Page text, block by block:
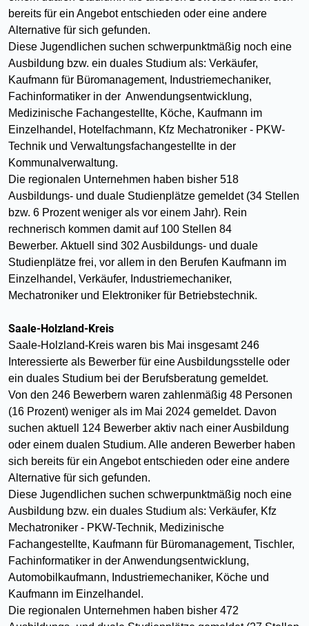
bereits für ein Angebot entschieden oder eine andere
Alternative für sich gefunden.
Diese Jugendlichen suchen schwerpunktmäßig noch eine
Ausbildung bzw. ein duales Studium als: Verkäufer,
Kaufmann für Büromanagement, Industriemechaniker,
Fachinformatiker in der Anwendungsentwicklung,
Medizinische Fachangestellte, Köche, Kaufmann im
Einzelhandel, Hotelfachmann, Kfz Mechatroniker - PKW-
Technik und Verwaltungsfachangestellte in der
Kommunalverwaltung.
Die regionalen Unternehmen haben bisher 518
Ausbildungs- und duale Studienplätze gemeldet (34 Stellen
bzw. 6 Prozent weniger als vor einem Jahr). Rein
rechnerisch kommen damit auf 100 Stellen 84
Bewerber. Aktuell sind 302 Ausbildungs- und duale
Studienplätze frei, vor allem in den Berufen Kaufmann im
Einzelhandel, Verkäufer, Industriemechaniker,
Mechatroniker und Elektroniker für Betriebstechnik.
Saale-Holzland-Kreis
Saale-Holzland-Kreis waren bis Mai insgesamt 246
Interessierte als Bewerber für eine Ausbildungsstelle oder
ein duales Studium bei der Berufsberatung gemeldet.
Von den 246 Bewerbern waren zahlenmäßig 48 Personen
(16 Prozent) weniger als im Mai 2024 gemeldet. Davon
suchen aktuell 124 Bewerber aktiv nach einer Ausbildung
oder einem dualen Studium. Alle anderen Bewerber haben
sich bereits für ein Angebot entschieden oder eine andere
Alternative für sich gefunden.
Diese Jugendlichen suchen schwerpunktmäßig noch eine
Ausbildung bzw. ein duales Studium als: Verkäufer, Kfz
Mechatroniker - PKW-Technik, Medizinische
Fachangestellte, Kaufmann für Büromanagement, Tischler,
Fachinformatiker in der Anwendungsentwicklung,
Automobilkaufmann, Industriemechaniker, Köche und
Kaufmann im Einzelhandel.
Die regionalen Unternehmen haben bisher 472